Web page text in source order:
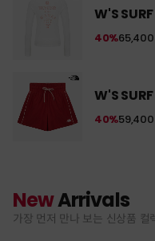
W'S
65,400
40%
W'S
59,400
40%
NewArrivals
가장 먼저 만나 보는 신상품 컬